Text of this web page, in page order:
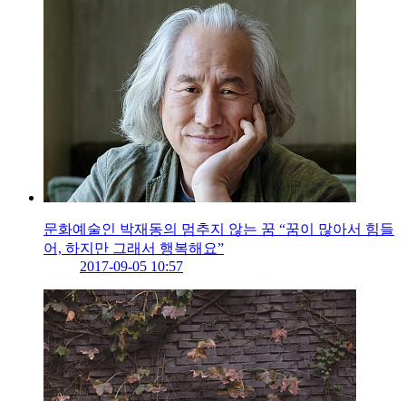
문화예술인 박재동의 멈추지 않는 꿈 “꿈이 많아서 힘들
어, 하지만 그래서 행복해요”
2017-09-05 10:57